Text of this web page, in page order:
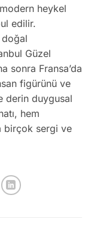
heykel
edilir.
Güzel
sonra Fransa’da
figürünü ve
derin duygusal
hem
birçok sergi ve